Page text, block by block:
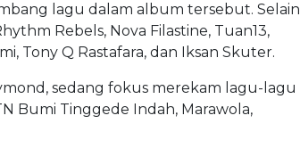
lagu dalam album tersebut. Selain
Rebels, Nova Filastine, Tuan13,
Tony Q Rastafara, dan Iksan Skuter.
sedang fokus merekam lagu-lagu
Bumi Tinggede Indah, Marawola,